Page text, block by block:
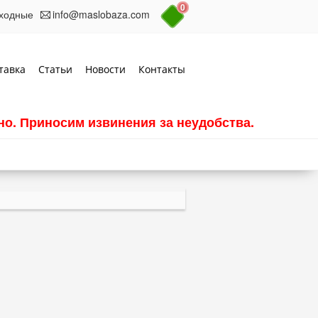
info@maslobaza.com 0
Статьи Новости Контакты
Приносим извинения за неудобства.